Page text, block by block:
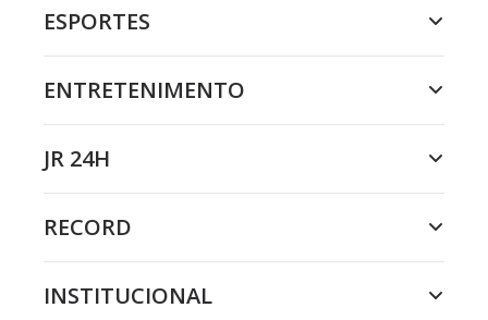
ESPORTES
ENTRETENIMENTO
JR 24H
RECORD
INSTITUCIONAL